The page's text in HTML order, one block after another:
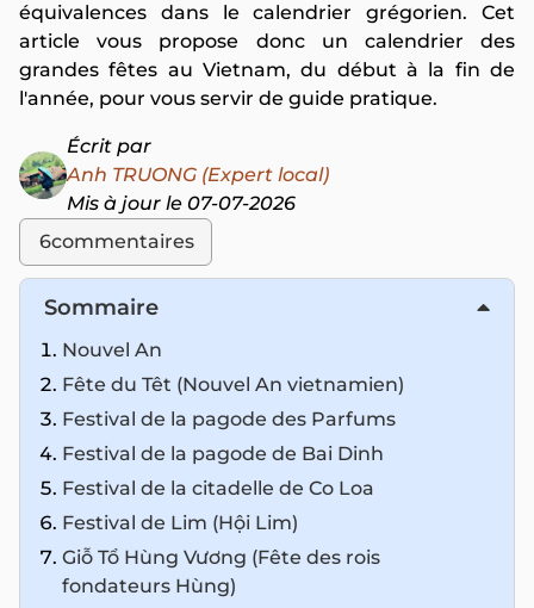
équivalences dans le calendrier grégorien. Cet
article vous propose donc un calendrier des
grandes fêtes au Vietnam, du début à la fin de
l'année, pour vous servir de guide pratique.
Écrit par
Anh TRUONG (Expert local)
Mis à jour le 07-07-2026
6commentaires
Sommaire
Nouvel An
Fête du Têt (Nouvel An vietnamien)
Festival de la pagode des Parfums
Festival de la pagode de Bai Dinh
Festival de la citadelle de Co Loa
Festival de Lim (Hội Lim)
Giỗ Tổ Hùng Vương (Fête des rois
fondateurs Hùng)